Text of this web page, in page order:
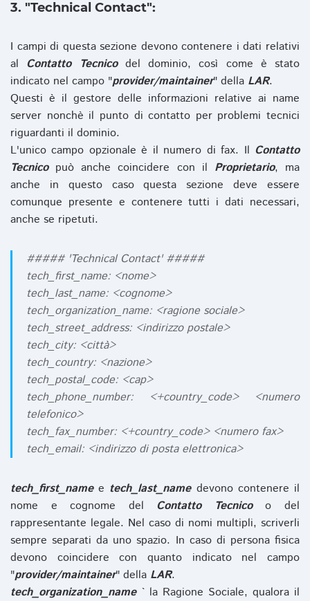
3. "Technical Contact":
I campi di questa sezione devono contenere i dati relativi
al Contatto Tecnicodel dominio, così come è stato
indicato nel campo "provider/maintainer" della LAR.
Questi è il gestore delle informazioni relative ai name
server nonchè il punto di contatto per problemi tecnici
riguardanti il dominio.
L'unico campo opzionale è il numero di fax. Il Contatto
Tecnicopuò anche coincidere con il Proprietario, ma
anche in questo caso questa sezione deve essere
comunque presente e contenere tutti i dati necessari,
anche se ripetuti.
##### 'Technical Contact' #####
tech_first_name: <nome>
tech_last_name: <cognome>
tech_organization_name: <ragione sociale>
tech_street_address: <indirizzo postale>
tech_city: <città>
tech_country: <nazione>
tech_postal_code: <cap>
tech_phone_number: <+country_code> <numero
telefonico>
tech_fax_number: <+country_code> <numero fax>
tech_email: <indirizzo di posta elettronica>
tech_first_namee tech_last_namedevono contenere il
nome e cognome del Contatto Tecnicoo del
rappresentante legale. Nel caso di nomi multipli, scriverli
sempre separati da uno spazio. In caso di persona fisica
devono coincidere con quanto indicato nel campo
"provider/maintainer" della LAR.
tech_organization_name` la Ragione Sociale, qualora il